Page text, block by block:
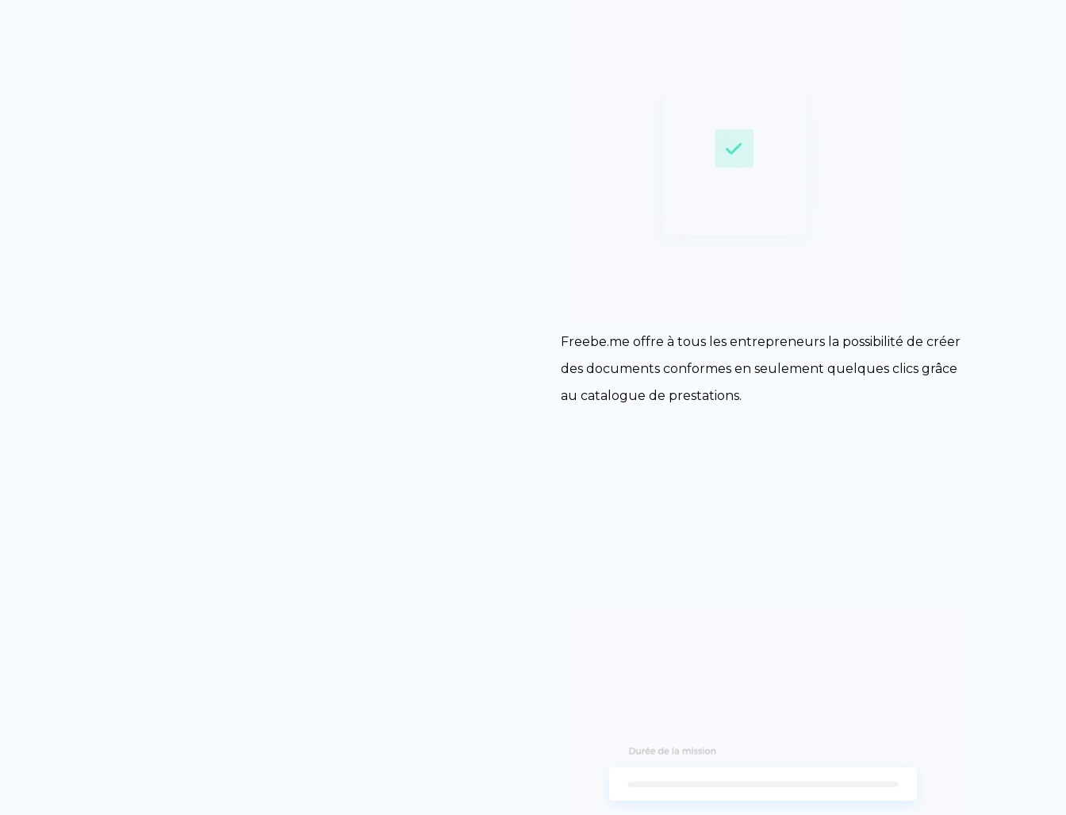
Freebe.me offre à tous les entrepreneurs la possibilité de créer
des documents conformes en seulement quelques clics grâce
au catalogue de prestations.